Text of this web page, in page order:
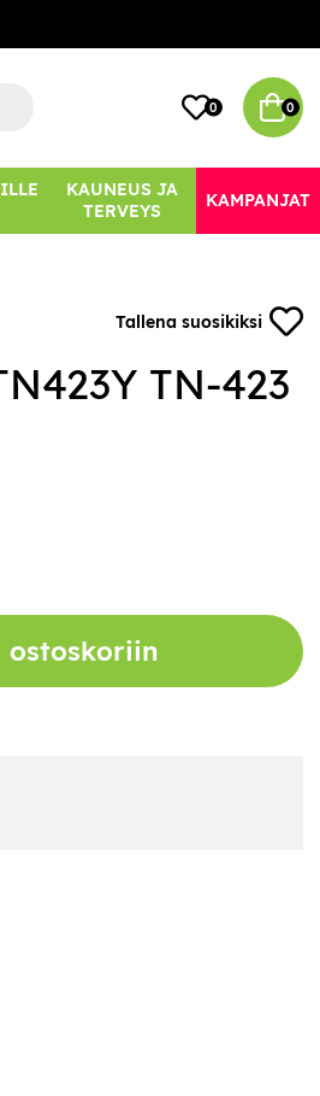
0 0
KAUNEUS JA
TERVEYS
KAMPANJAT
Tallena suosikiksi
TN-423
ostoskoriin